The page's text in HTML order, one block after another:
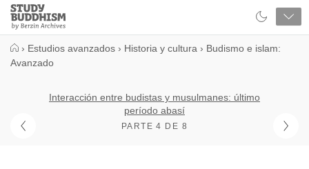
Close
Study
Buddhism
› Estudios avanzados › Historia y cultura › Budismo e islam:
Avanzado
Interacción entre budistas y musulmanes: último
período abasí
PARTE 4 DE 8